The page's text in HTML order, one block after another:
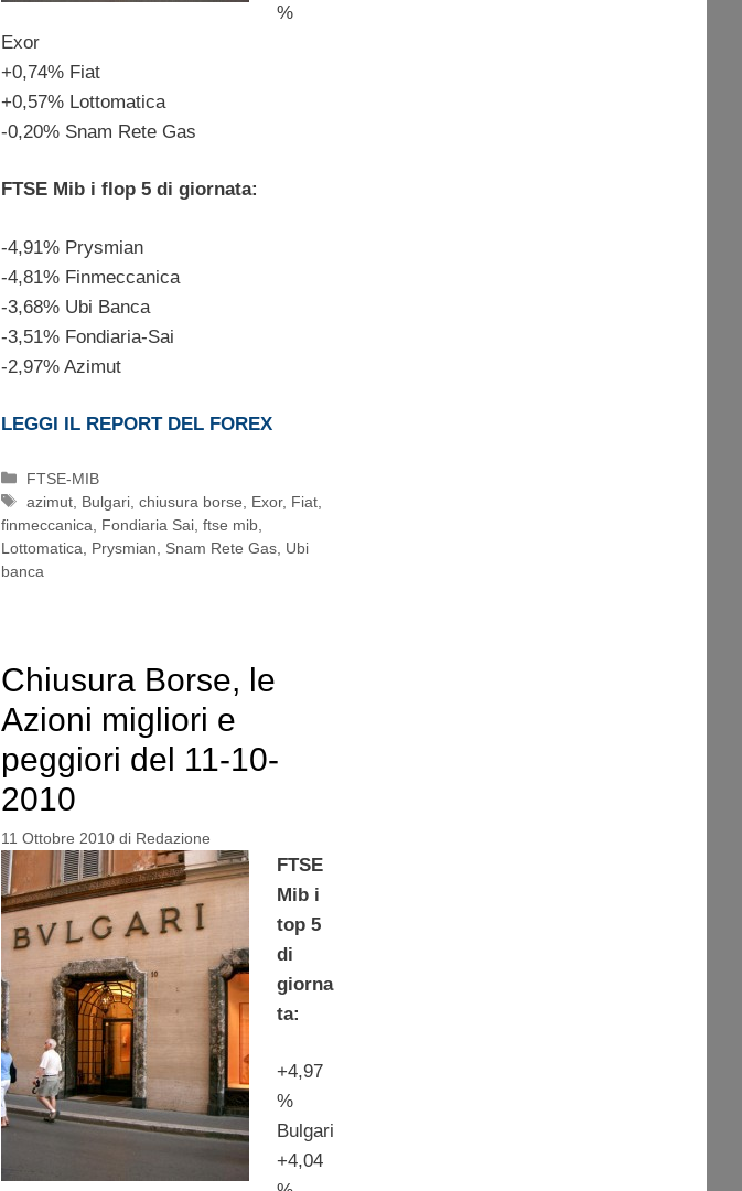
%
Exor
+0,74% Fiat
+0,57% Lottomatica
-0,20% Snam Rete Gas
FTSE Mib i flop 5 di giornata:
-4,91% Prysmian
-4,81% Finmeccanica
-3,68% Ubi Banca
-3,51% Fondiaria-Sai
-2,97% Azimut
LEGGI IL REPORT DEL FOREX
Categorie
FTSE-MIB
Tag
azimut Bulgari ,chiusura borse Exor, Fiat
finmeccanica
Fondiaria Sai, ftse mib,
Lottomatica
Prysmian Snam Rete Gas, Ubi
banca
Chiusura Borse, le
Azioni migliori e
peggiori del 11-10-
2010
11 Ottobre 2010 di Redazione
FTSE
Mib i
top 5
di
giorna
ta:
+4,97
%
Bulgari
+4,04